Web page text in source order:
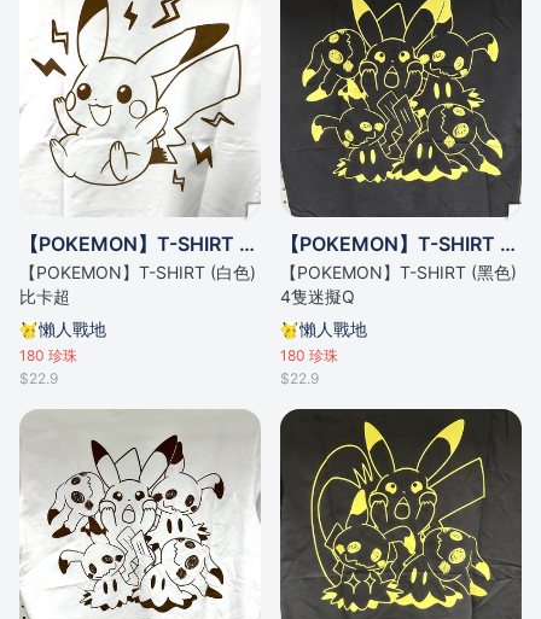
【POKEMON】T-SHIRT (白色) 比卡超
【POKEMON】T-SHIRT (白色)
比卡超
懶人戰地
180 珍珠
$22.9
【POKEMON】T-SHIRT (黑色) 4隻迷擬Q
【POKEMON】T-SHIRT (黑色)
4隻迷擬Q
懶人戰地
180 珍珠
$22.9